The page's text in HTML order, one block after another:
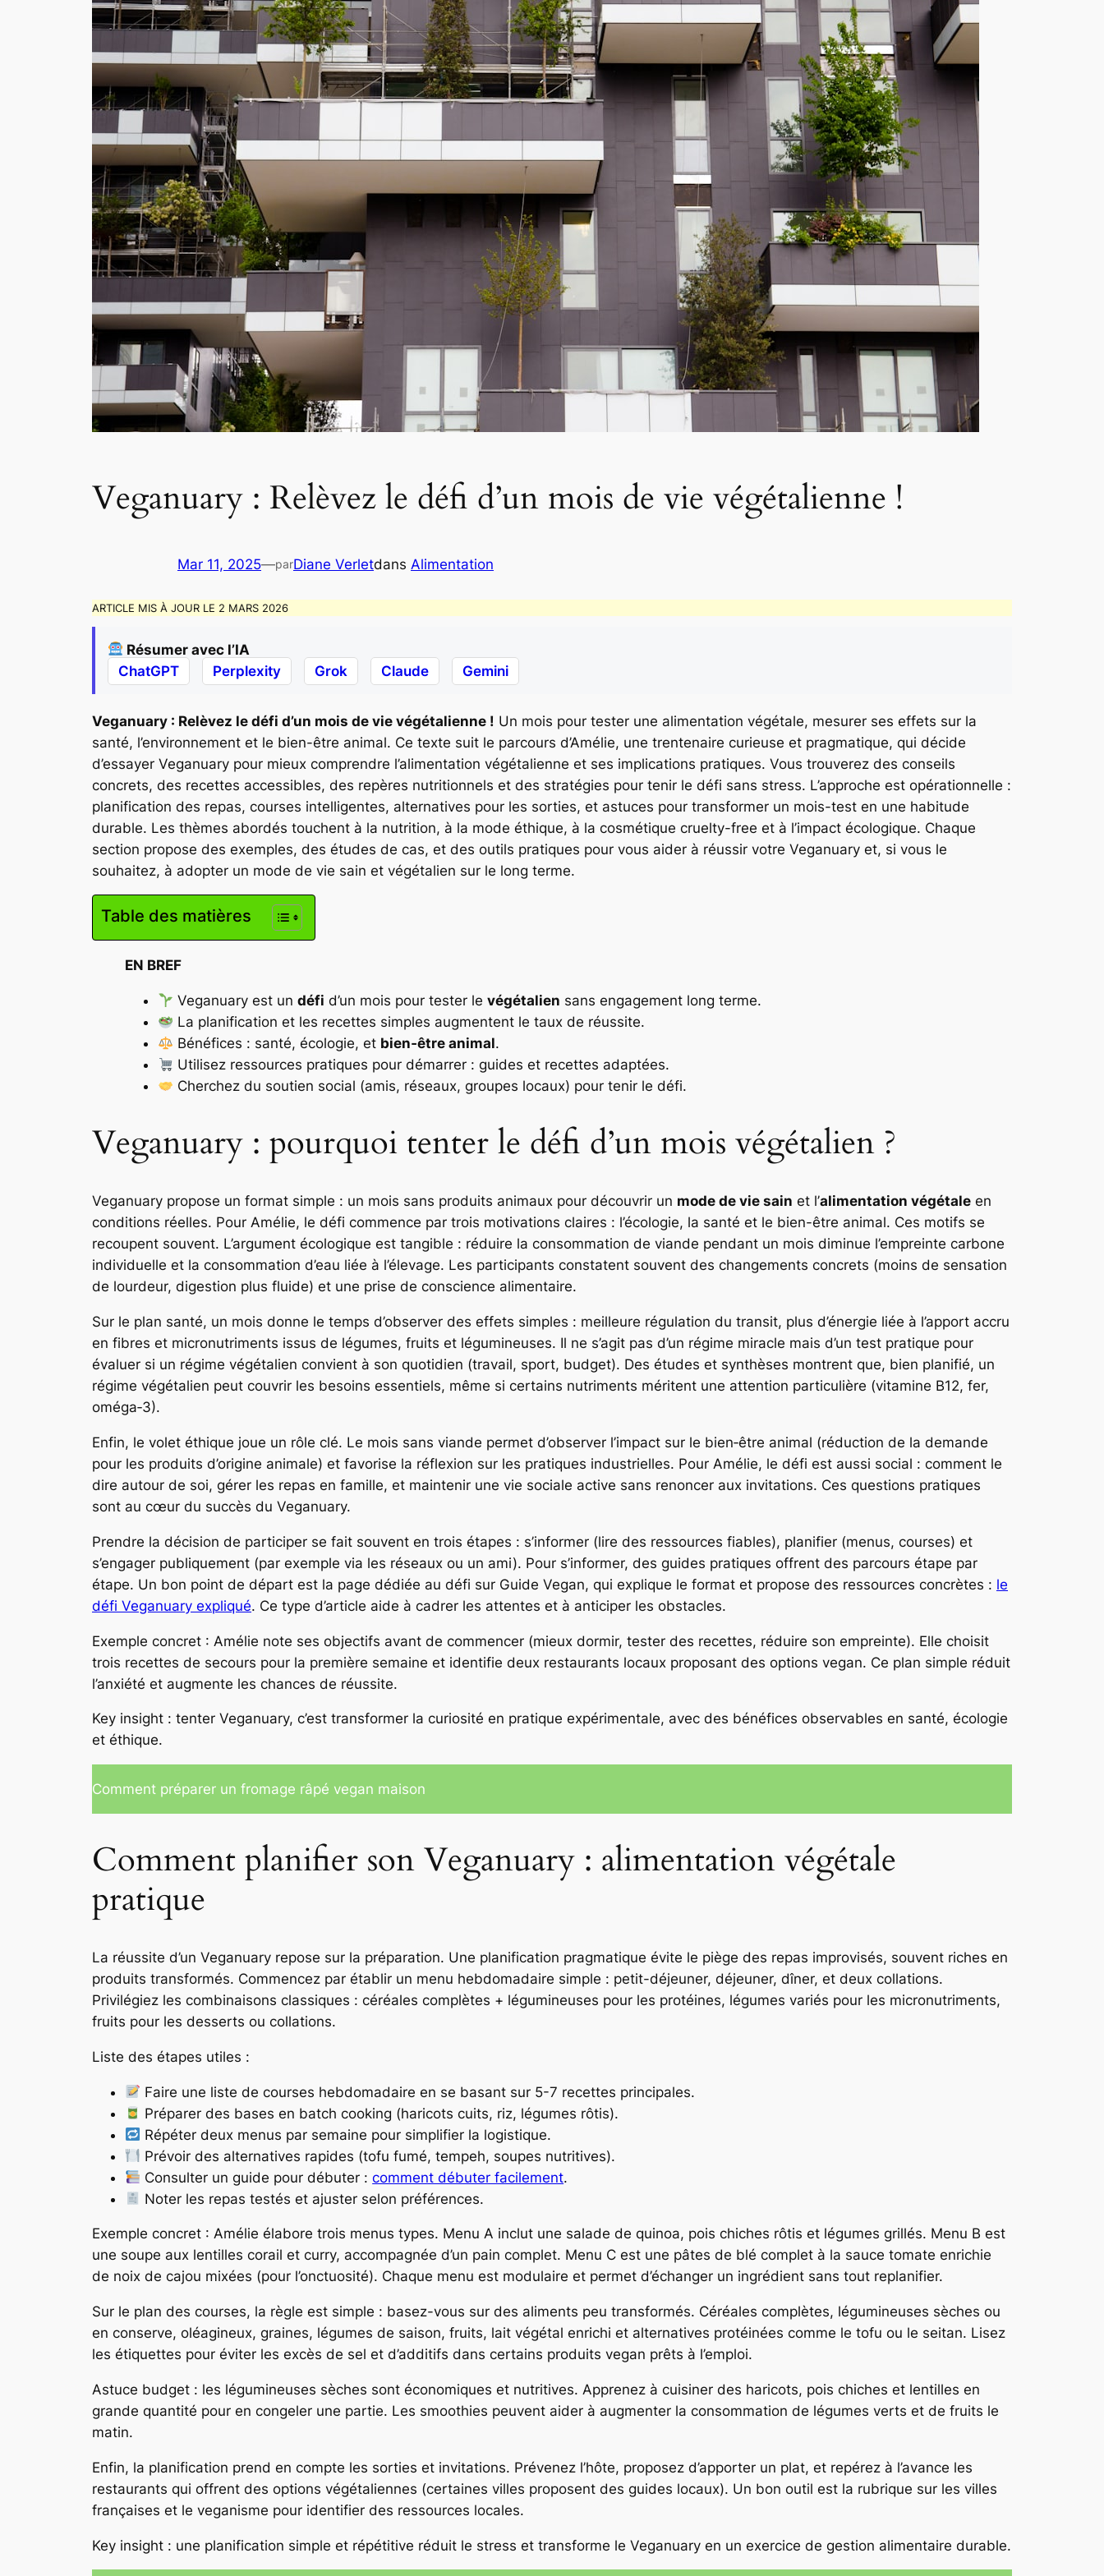
Veganuary : Relèvez le défi d’un mois de vie végétalienne !
Mar 11, 2025—parDiane Verletdans Alimentation
ARTICLE MIS À JOUR LE 2 MARS 2026
Résumer avec l’IA
ChatGPT
Perplexity Grok Claude Gemini
Veganuary : Relèvez le défi d’un mois de vie végétalienne ! Un mois pour tester une alimentation végétale, mesurer ses effets sur la
santé, l’environnement et le bien-être animal. Ce texte suit le parcours d’Amélie, une trentenaire curieuse et pragmatique, qui décide
d’essayer Veganuary pour mieux comprendre l’alimentation végétalienne et ses implications pratiques. Vous trouverez des conseils
concrets, des recettes accessibles, des repères nutritionnels et des stratégies pour tenir le défi sans stress. L’approche est opérationnelle :
planification des repas, courses intelligentes, alternatives pour les sorties, et astuces pour transformer un mois-test en une habitude
durable. Les thèmes abordés touchent à la nutrition, à la mode éthique, à la cosmétique cruelty-free et à l’impact écologique. Chaque
section propose des exemples, des études de cas, et des outils pratiques pour vous aider à réussir votre Veganuary et, si vous le
souhaitez, à adopter un mode de vie sain et végétalien sur le long terme.
Table des matières
EN BREF
Veganuary est undéfi d’un mois pour tester levégétalien sans engagement long terme.
La planification et les recettes simples augmentent le taux de réussite.
Bénéfices : santé, écologie, et bien‑être animal.
Utilisez ressources pratiques pour démarrer : guides et recettes adaptées.
Cherchez du soutien social (amis, réseaux, groupes locaux) pour tenir le défi.
Veganuary : pourquoi tenter le défi d’un mois végétalien ?
Veganuary propose un format simple : un mois sans produits animaux pour découvrir un mode de vie sain et l’alimentation végétale en
conditions réelles. Pour Amélie, le défi commence par trois motivations claires : l’écologie, la santé et le bien-être animal. Ces motifs se
recoupent souvent. L’argument écologique est tangible : réduire la consommation de viande pendant un mois diminue l’empreinte carbone
individuelle et la consommation d’eau liée à l’élevage. Les participants constatent souvent des changements concrets (moins de sensation
de lourdeur, digestion plus fluide) et une prise de conscience alimentaire.
Sur le plan santé, un mois donne le temps d’observer des effets simples : meilleure régulation du transit, plus d’énergie liée à l’apport accru
en fibres et micronutriments issus de légumes, fruits et légumineuses. Il ne s’agit pas d’un régime miracle mais d’un test pratique pour
évaluer si un régime végétalien convient à son quotidien (travail, sport, budget). Des études et synthèses montrent que, bien planifié, un
régime végétalien peut couvrir les besoins essentiels, même si certains nutriments méritent une attention particulière (vitamine B12, fer,
oméga‑3).
Enfin, le volet éthique joue un rôle clé. Le mois sans viande permet d’observer l’impact sur le bien‑être animal (réduction de la demande
pour les produits d’origine animale) et favorise la réflexion sur les pratiques industrielles. Pour Amélie, le défi est aussi social : comment le
dire autour de soi, gérer les repas en famille, et maintenir une vie sociale active sans renoncer aux invitations. Ces questions pratiques
sont au cœur du succès du Veganuary.
Prendre la décision de participer se fait souvent en trois étapes : s’informer (lire des ressources fiables), planifier (menus, courses) et
s’engager publiquement (par exemple via les réseaux ou un ami). Pour s’informer, des guides pratiques offrent des parcours étape par
étape. Un bon point de départ est la page dédiée au défi sur Guide Vegan, qui explique le format et propose des ressources concrètes : le
défi Veganuary expliqué. Ce type d’article aide à cadrer les attentes et à anticiper les obstacles.
Exemple concret : Amélie note ses objectifs avant de commencer (mieux dormir, tester des recettes, réduire son empreinte). Elle choisit
trois recettes de secours pour la première semaine et identifie deux restaurants locaux proposant des options vegan. Ce plan simple réduit
l’anxiété et augmente les chances de réussite.
Key insight : tenter Veganuary, c’est transformer la curiosité en pratique expérimentale, avec des bénéfices observables en santé, écologie
et éthique.
Comment préparer un fromage râpé vegan maison
Comment planifier son Veganuary : alimentation végétale
pratique
La réussite d’un Veganuary repose sur la préparation. Une planification pragmatique évite le piège des repas improvisés, souvent riches en
produits transformés. Commencez par établir un menu hebdomadaire simple : petit-déjeuner, déjeuner, dîner, et deux collations.
Privilégiez les combinaisons classiques : céréales complètes + légumineuses pour les protéines, légumes variés pour les micronutriments,
fruits pour les desserts ou collations.
Liste des étapes utiles :
Faire une liste de courses hebdomadaire en se basant sur 5-7 recettes principales.
Préparer des bases en batch cooking (haricots cuits, riz, légumes rôtis).
Répéter deux menus par semaine pour simplifier la logistique.
Prévoir des alternatives rapides (tofu fumé, tempeh, soupes nutritives).
Consulter un guide pour débuter :comment débuter facilement.
Noter les repas testés et ajuster selon préférences.
Exemple concret : Amélie élabore trois menus types. Menu A inclut une salade de quinoa, pois chiches rôtis et légumes grillés. Menu B est
une soupe aux lentilles corail et curry, accompagnée d’un pain complet. Menu C est une pâtes de blé complet à la sauce tomate enrichie
de noix de cajou mixées (pour l’onctuosité). Chaque menu est modulaire et permet d’échanger un ingrédient sans tout replanifier.
Sur le plan des courses, la règle est simple : basez-vous sur des aliments peu transformés. Céréales complètes, légumineuses sèches ou
en conserve, oléagineux, graines, légumes de saison, fruits, lait végétal enrichi et alternatives protéinées comme le tofu ou le seitan. Lisez
les étiquettes pour éviter les excès de sel et d’additifs dans certains produits vegan prêts à l’emploi.
Astuce budget : les légumineuses sèches sont économiques et nutritives. Apprenez à cuisiner des haricots, pois chiches et lentilles en
grande quantité pour en congeler une partie. Les smoothies peuvent aider à augmenter la consommation de légumes verts et de fruits le
matin.
Enfin, la planification prend en compte les sorties et invitations. Prévenez l’hôte, proposez d’apporter un plat, et repérez à l’avance les
restaurants qui offrent des options végétaliennes (certaines villes proposent des guides locaux). Un bon outil est la rubrique sur les villes
françaises et le veganisme pour identifier des ressources locales.
Key insight : une planification simple et répétitive réduit le stress et transforme le Veganuary en un exercice de gestion alimentaire durable.